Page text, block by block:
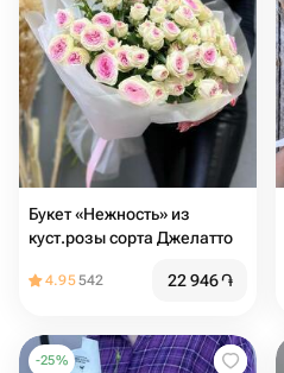
Букет «Нежность» из
куст.розы сорта Джелатто
4.95542 22 946֏
-25%